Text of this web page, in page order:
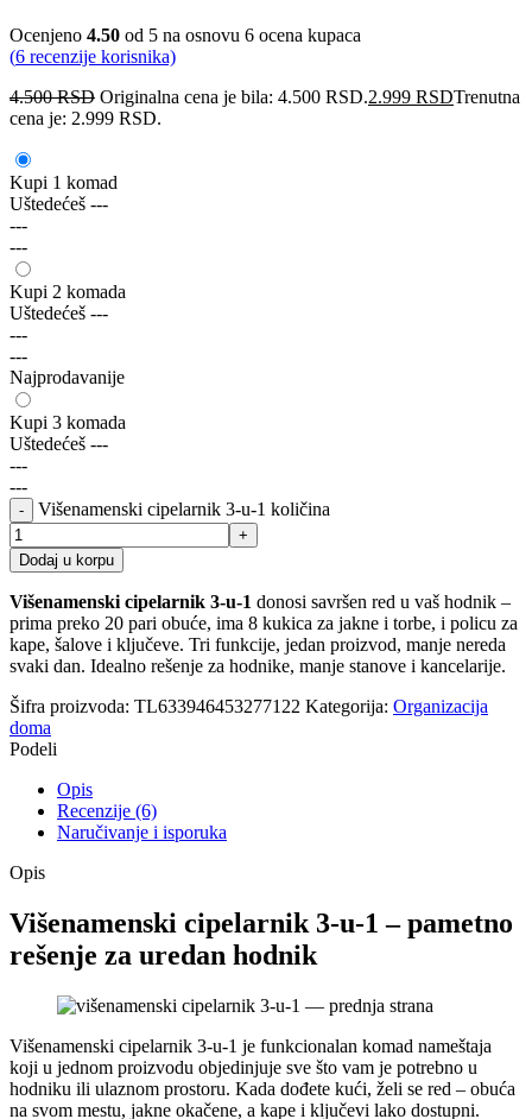
Ocenjeno 4.50 od 5 na osnovu 6 ocena kupaca
(6 recenzije korisnika)
4.500RSD Originalna cena je bila: 4.500 RSD.2.999 RSDTrenutna
cena je: 2.999 RSD.
Kupi 1 komad
Uštedećeš ---
---
---
Kupi 2 komada
Uštedećeš ---
---
---
Najprodavanije
Kupi 3 komada
Uštedećeš ---
---
---
Višenamenski cipelarnik 3-u-1 količina
Dodaj u korpu
Višenamenski cipelarnik 3-u-1 donosi savršen red u vaš hodnik –
prima preko 20 pari obuće, ima 8 kukica za jakne i torbe, i policu za
kape, šalove i ključeve. Tri funkcije, jedan proizvod, manje nereda
svaki dan. Idealno rešenje za hodnike, manje stanove i kancelarije.
Šifra proizvoda: TL633946453277122 Kategorija: Organizacija
doma
Podeli
Opis
Recenzije (6)
Naručivanje i isporuka
Opis
Višenamenski cipelarnik 3-u-1 – pametno
rešenje za uredan hodnik
Višenamenski cipelarnik 3-u-1 je funkcionalan komad nameštaja
koji u jednom proizvodu objedinjuje sve što vam je potrebno u
hodniku ili ulaznom prostoru. Kada dođete kući, želi se red – obuća
na svom mestu, jakne okačene, a kape i ključevi lako dostupni.